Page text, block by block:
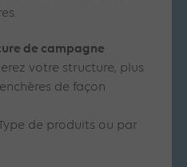
de campagne
votre structure, plus
de façon
de produits ou par